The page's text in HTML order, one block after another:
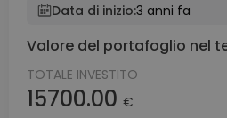
Data di inizio:3 anni fa
Valore del portafoglio nel
TOTALE INVESTITO
15700.00 €